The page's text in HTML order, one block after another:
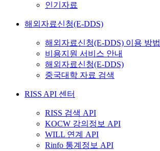
인기자료
해외자료신청(E-DDS)
해외자료신청(E-DDS) 이용 방법
비용지원 서비스 안내
해외자료신청(E-DDS)
중국대학 자료 검색
RISS API 센터
RISS 검색 API
KOCW 강의정보 API
WILL 연계 API
Rinfo 통계정보 API